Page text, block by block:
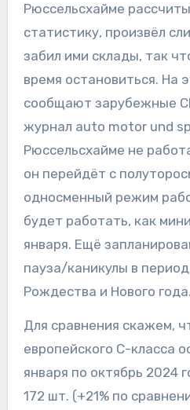
Рюссельсхайме
статистику, произвёл
забил ими склады, так
время остановиться. На
сообщают зарубежные
журнал auto motor und
Рюссельсхайме не
он перейдёт с
односменный режим
будет работать, как
января. Ещё
пауза/каникулы в
Рождества и Нового года.
Для сравнения скажем,
европейского С-класса
января по октябрь 2024
172 шт. (+21% по